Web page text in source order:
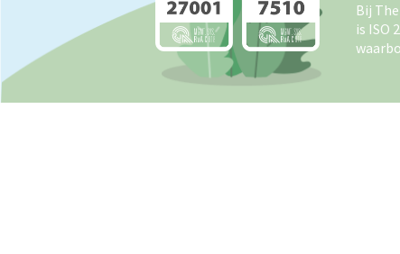
Bij
is ISO